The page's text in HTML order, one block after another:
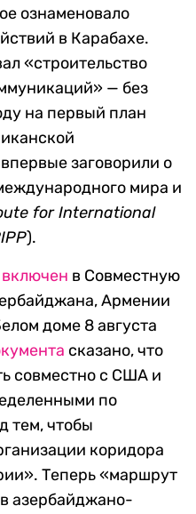
ознаменовало
в Карабахе.
«строительство
— без
на первый план
заговорили о
мира и
for International
).
включен в Совместную
Армении
доме 8 августа
сказано, что
совместно с США и
по
тем, чтобы
коридора
Теперь «маршрут
азербайджано-